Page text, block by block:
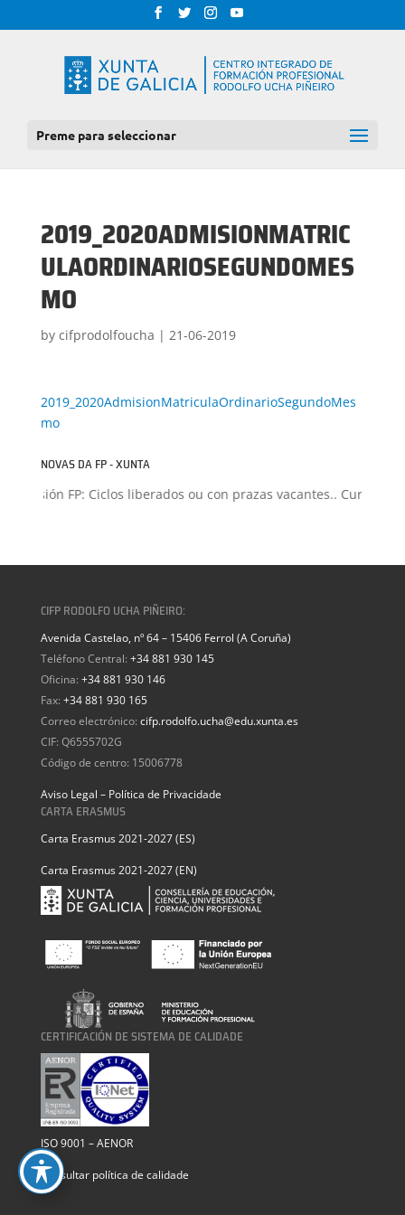
Preme para seleccionar
2019_2020ADMISIONMATRIC
ULAORDINARIOSEGUNDOMES
MO
by cifprodolfoucha | 21-06-2019
2019_2020AdmisionMatriculaOrdinarioSegundoMes
mo
NOVAS DA FP - XUNTA
Admisión FP: Ciclos liberados ou con prazas vacantes.. Curso
CIFP RODOLFO UCHA PIÑEIRO:
Avenida Castelao, nº 64 – 15406 Ferrol (A Coruña)
Teléfono Central: +34 881 930 145
Oficina: +34 881 930 146
Fax: +34 881 930 165
Correo electrónico: cifp.rodolfo.ucha@edu.xunta.es
CIF: Q6555702G
Código de centro: 15006778
Aviso Legal – Política de Privacidade
CARTA ERASMUS
Carta Erasmus 2021-2027 (ES)
Carta Erasmus 2021-2027 (EN)
CERTIFICACIÓN DE SISTEMA DE CALIDADE
ISO 9001 – AENOR
Consultar política de calidade